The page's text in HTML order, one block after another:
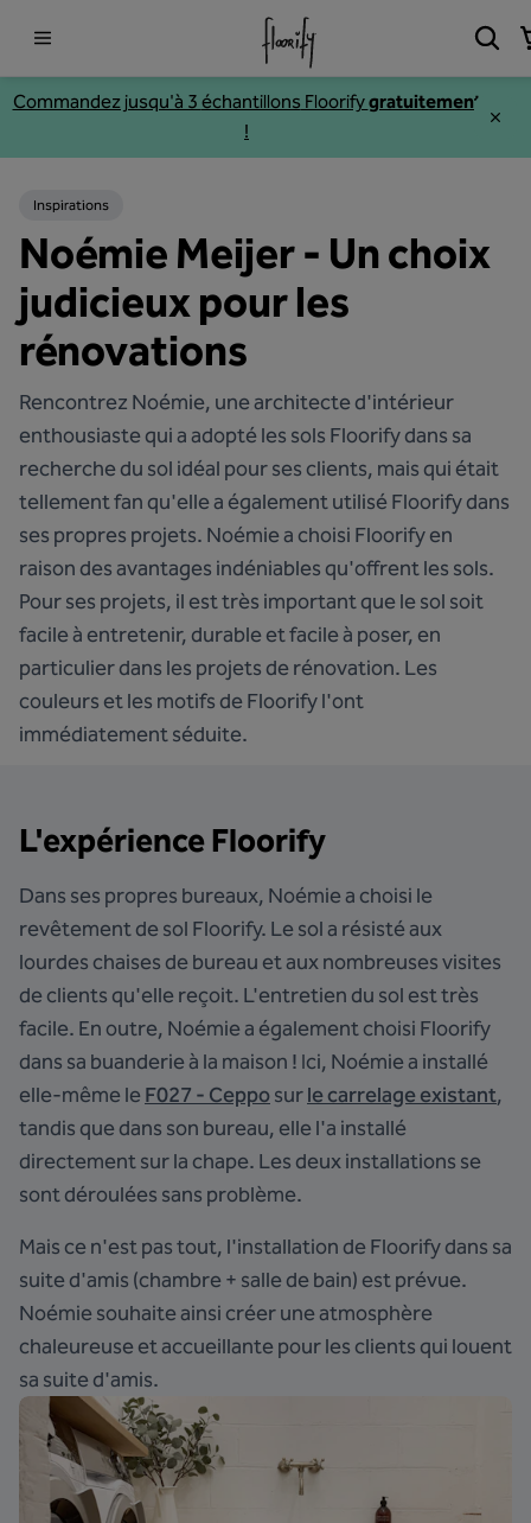
Commandez jusqu'à 3 échantillons Floorifygratuitement
!
Inspirations
Noémie Meijer - Un choix
judicieux pour les
rénovations
Rencontrez Noémie, une architecte d'intérieur
enthousiaste qui a adopté les sols Floorify dans sa
recherche du sol idéal pour ses clients, mais qui était
tellement fan qu'elle a également utilisé Floorify dans
ses propres projets. Noémie a choisi Floorify en
raison des avantages indéniables qu'offrent les sols.
Pour ses projets, il est très important que le sol soit
facile à entretenir, durable et facile à poser, en
particulier dans les projets de rénovation. Les
couleurs et les motifs de Floorify l'ont
immédiatement séduite.
L'expérience Floorify
Dans ses propres bureaux, Noémie a choisi le
revêtement de sol Floorify. Le sol a résisté aux
lourdes chaises de bureau et aux nombreuses visites
de clients qu'elle reçoit. L'entretien du sol est très
facile. En outre, Noémie a également choisi Floorify
dans sa buanderie à la maison ! Ici, Noémie a installé
elle-même le F027 - Cepposurle carrelage existant,
tandis que dans son bureau, elle l'a installé
directement sur la chape. Les deux installations se
sont déroulées sans problème.
Mais ce n'est pas tout, l'installation de Floorify dans sa
suite d'amis (chambre + salle de bain) est prévue.
Noémie souhaite ainsi créer une atmosphère
chaleureuse et accueillante pour les clients qui louent
sa suite d'amis.